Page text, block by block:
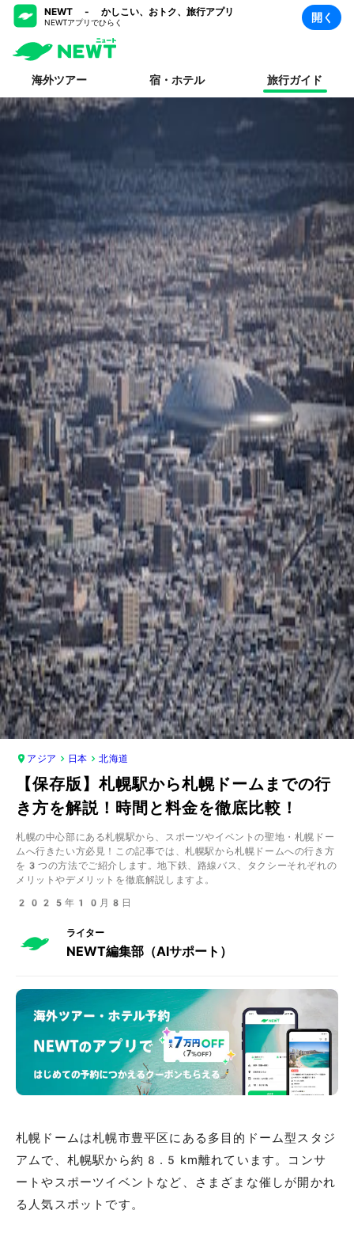
NEWT - かしこい、おトク、旅行アプリ
NEWTアプリでひらく 開く
海外ツアー 宿・ホテル 旅行ガイド
アジア 日本 北海道
【保存版】札幌駅から札幌ドームまでの行
き方を解説！時間と料金を徹底比較！
札幌の中心部にある札幌駅から、スポーツやイベントの聖地・札幌ドー
ムへ行きたい方必見！この記事では、札幌駅から札幌ドームへの行き方
を3つの方法でご紹介します。地下鉄、路線バス、タクシーそれぞれの
メリットやデメリットを徹底解説しますよ。
2025年10月8日
ライター
NEWT編集部（AIサポート）
札幌ドームは札幌市豊平区にある多目的ドーム型スタジ
アムで、札幌駅から約8.5km離れています。コンサ
ートやスポーツイベントなど、さまざまな催しが開かれ
る人気スポットです。